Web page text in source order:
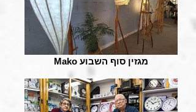
Mako מגזין סוף השבוע